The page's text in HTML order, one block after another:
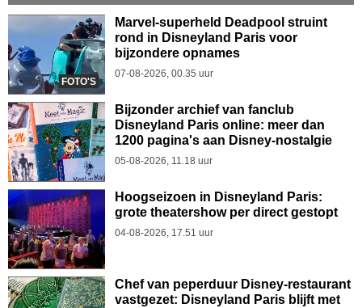
FOTO'S
Marvel-superheld Deadpool struint
rond in Disneyland Paris voor
bijzondere opnames
07-08-2026, 00.35 uur
Bijzonder archief van fanclub
Disneyland Paris online: meer dan
1200 pagina's aan Disney-nostalgie
05-08-2026, 11.18 uur
Hoogseizoen in Disneyland Paris:
grote theatershow per direct gestopt
04-08-2026, 17.51 uur
Chef van peperduur Disney-restaurant
vastgezet: Disneyland Paris blijft met